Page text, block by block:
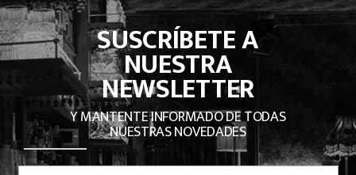
SUSCRÍBETE A
NUESTRA
NEWSLETTER
Y MANTENTE INFORMADO DE TODAS
NUESTRAS NOVEDADES